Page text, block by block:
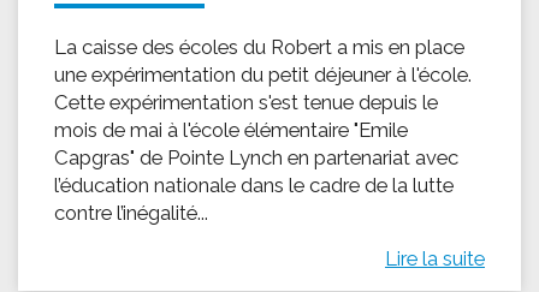
La caisse des écoles du Robert a mis en place
une expérimentation du petit déjeuner à l'école.
Cette expérimentation s'est tenue depuis le
mois de mai à l'école élémentaire "Emile
Capgras" de Pointe Lynch en partenariat avec
l’éducation nationale dans le cadre de la lutte
contre l’inégalité...
Lire la suite